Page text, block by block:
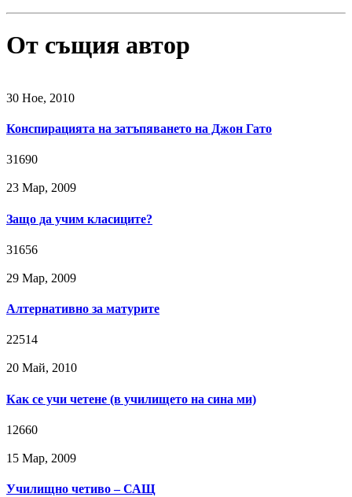
От същия автор
30 Ное, 2010
Конспирацията на затъпяването на Джон Гато
31690
23 Мар, 2009
Защо да учим класиците?
31656
29 Мар, 2009
Алтернативно за матурите
22514
20 Май, 2010
Как се учи четене (в училището на сина ми)
12660
15 Мар, 2009
Училищно четиво – САЩ